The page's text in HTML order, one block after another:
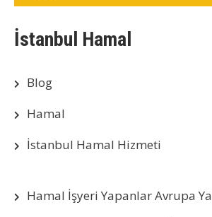
İstanbul Hamal
Blog
Hamal
İstanbul Hamal Hizmeti
Hamal İşyeri Yapanlar Avrupa